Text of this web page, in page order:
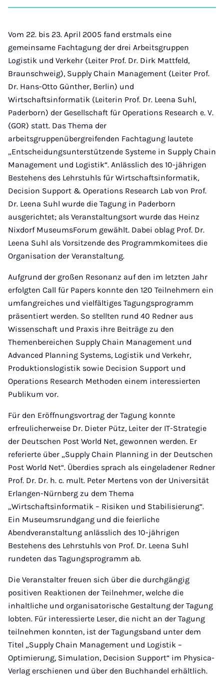
on
auf auf auf über
Vom 22. bis 23. April 2005 fand erstmals eine
gemeinsame Fachtagung der drei Arbeitsgruppen
Logistik und Verkehr (Leiter Prof. Dr. Dirk Mattfeld,
Braunschweig), Supply Chain Management (Leiter Prof.
Dr. Hans-Otto Günther, Berlin) und
Wirtschaftsinformatik (Leiterin Prof. Dr. Leena Suhl,
Paderborn) der Gesellschaft für Operations Research e. V.
(GOR) statt. Das Thema der
arbeitsgruppenübergreifenden Fachtagung lautete
„Entscheidungsunterstützende Systeme in Supply Chain
Management und Logistik“. Anlässlich des 10-jährigen
Bestehens des Lehrstuhls für Wirtschaftsinformatik,
Decision Support & Operations Research Lab von Prof.
Dr. Leena Suhl wurde die Tagung in Paderborn
ausgerichtet; als Veranstaltungsort wurde das Heinz
Nixdorf MuseumsForum gewählt. Dabei oblag Prof. Dr.
Leena Suhl als Vorsitzende des Programmkomitees die
Organisation der Veranstaltung.
Aufgrund der großen Resonanz auf den im letzten Jahr
erfolgten Call für Papers konnte den 120 Teilnehmern ein
umfangreiches und vielfältiges Tagungsprogramm
präsentiert werden. So stellten rund 40 Redner aus
Wissenschaft und Praxis ihre Beiträge zu den
Themenbereichen Supply Chain Management und
Advanced Planning Systems, Logistik und Verkehr,
Produktionslogistik sowie Decision Support und
Operations Research Methoden einem interessierten
Publikum vor.
Für den Eröffnungsvortrag der Tagung konnte
erfreulicherweise Dr. Dieter Pütz, Leiter der IT-Strategie
der Deutschen Post World Net, gewonnen werden. Er
referierte über „Supply Chain Planning in der Deutschen
Post World Net“. Überdies sprach als eingeladener Redner
Prof. Dr. Dr. h. c. mult. Peter Mertens von der Universität
Erlangen-Nürnberg zu dem Thema
„Wirtschaftsinformatik – Risiken und Stabilisierung“.
Ein Museumsrundgang und die feierliche
Abendveranstaltung anlässlich des 10-jährigen
Bestehens des Lehrstuhls von Prof. Dr. Leena Suhl
rundeten das Tagungsprogramm ab.
Die Veranstalter freuen sich über die durchgängig
positiven Reaktionen der Teilnehmer, welche die
inhaltliche und organisatorische Gestaltung der Tagung
lobten. Für interessierte Leser, die nicht an der Tagung
teilnehmen konnten, ist der Tagungsband unter dem
Titel „Supply Chain Management und Logistik –
Optimierung, Simulation, Decision Support“ im Physica-
Verlag erschienen und über den Buchhandel erhältlich.